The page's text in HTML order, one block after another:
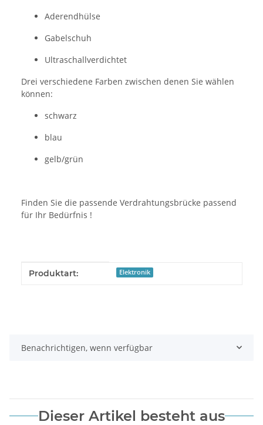
Aderendhülse
Gabelschuh
Ultraschallverdichtet
Drei verschiedene Farben zwischen denen Sie wählen
können:
schwarz
blau
gelb/grün
Finden Sie die passende Verdrahtungsbrücke passend
für Ihr Bedürfnis !
Produkteigenschaft
Wert
Produktart: Elektronik
Benachrichtigen, wenn verfügbar
Dieser Artikel besteht aus